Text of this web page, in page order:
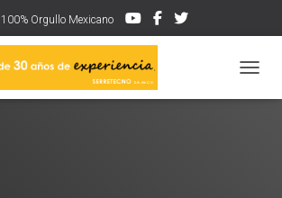
100% Orgullo Mexicano